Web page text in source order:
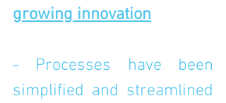
growing innovation
- Processes have been
simplified and streamlined